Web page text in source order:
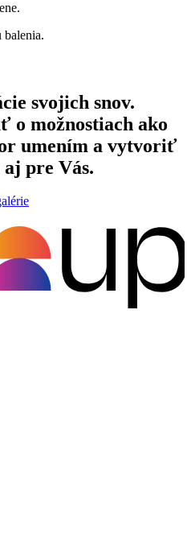
balenia.
svojich snov.
o možnostiach ako
umením a vytvoriť
pre Vás.